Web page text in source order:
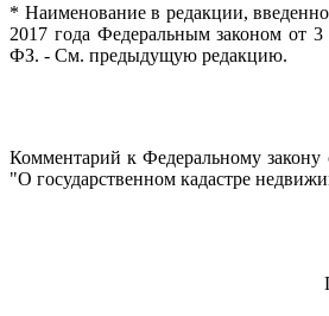
* Наименование в редакции,
2017 года Федеральным законом от
ФЗ. - См. предыдущую редакцию.
Комментарий к Федеральному
"О государственном кадастре